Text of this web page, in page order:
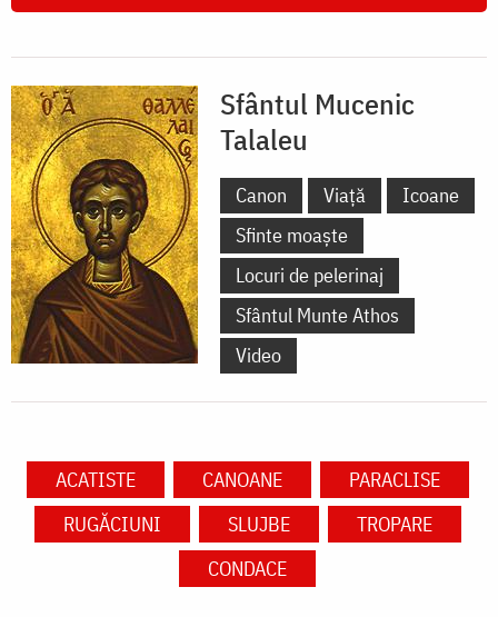
Sfântul Mucenic
Talaleu
Canon Viață
Icoane
Sfinte moaște
Locuri de pelerinaj
Sfântul Munte Athos
Video
ACATISTE CANOANE
PARACLISE
RUGĂCIUNI
SLUJBE
TROPARE
CONDACE